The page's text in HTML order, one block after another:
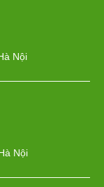
Nội
Nội